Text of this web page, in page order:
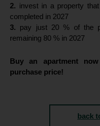
2. invest in a property
completed in 2027
3. pay just 20 % of the
remaining 80 % in 2027
Buy an apartment
purchase price!
back